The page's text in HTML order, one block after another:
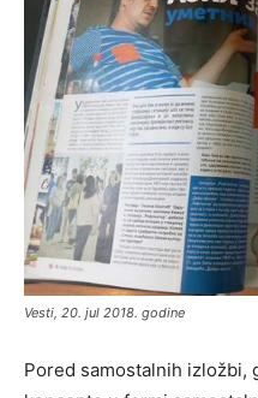
Vesti, 20. jul 2018. godine
Pored samostalnih izložbi,